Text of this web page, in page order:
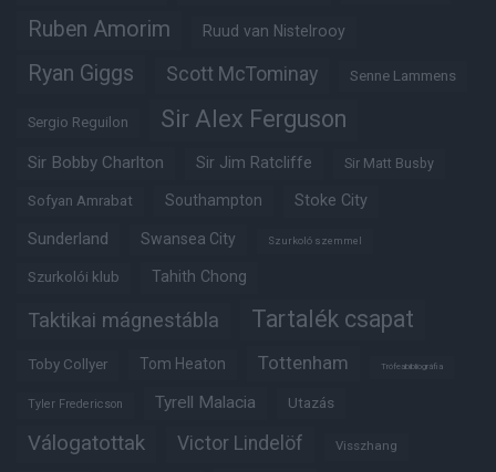
Ruben Amorim Ruud van Nistelrooy
Ryan Giggs Scott McTominay Senne Lammens
Sergio Reguilon Sir Alex Ferguson
Sir Bobby Charlton Sir Jim Ratcliffe Sir Matt Busby
Sofyan Amrabat Southampton Stoke City
Sunderland Swansea City Szurkoló szemmel
Szurkolói klub Tahith Chong
Taktikai mágnestábla Tartalék csapat
Toby Collyer Tom Heaton Tottenham Trófeabibliográfia
Tyler Fredericson Tyrell Malacia Utazás
Válogatottak Victor Lindelöf Visszhang